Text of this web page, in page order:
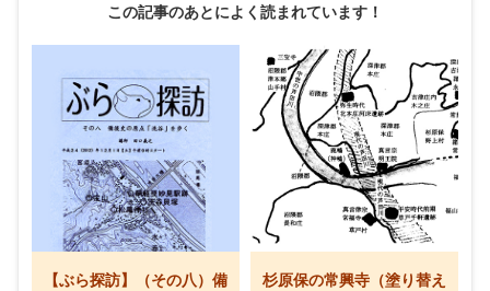
この記事のあとによく読まれています！
【ぶら探訪】（その八）備
杉原保の常興寺（塗り替え